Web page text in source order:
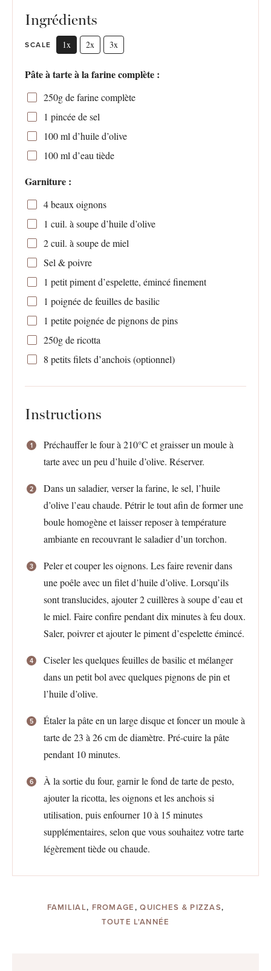
Ingrédients
SCALE 1x 2x 3x
Pâte à tarte à la farine complète :
250gde farine complète
1 pincée de sel
100ml d’huile d’olive
100ml d’eau tiède
Garniture :
4beaux oignons
1 cuil. à soupe d’huile d’olive
2cuil. à soupe de miel
Sel & poivre
1 petit piment d’espelette, émincé finement
1 poignée de feuilles de basilic
1 petite poignée de pignons de pins
250gde ricotta
8 petits filets d’anchois (optionnel)
Instructions
Préchauffer le four à 210°C et graisser un moule à
tarte avec un peu d’huile d’olive. Réserver.
Dans un saladier, verser la farine, le sel, l’huile
d’olive l’eau chaude. Pétrir le tout afin de former une
boule homogène et laisser reposer à température
ambiante en recouvrant le saladier d’un torchon.
Peler et couper les oignons. Les faire revenir dans
une poêle avec un filet d’huile d’olive. Lorsqu’ils
sont translucides, ajouter 2 cuillères à soupe d’eau et
le miel. Faire confire pendant dix minutes à feu doux.
Saler, poivrer et ajouter le piment d’espelette émincé.
Ciseler les quelques feuilles de basilic et mélanger
dans un petit bol avec quelques pignons de pin et
l’huile d’olive.
Étaler la pâte en un large disque et foncer un moule à
tarte de 23 à 26 cm de diamètre. Pré-cuire la pâte
pendant 10 minutes.
À la sortie du four, garnir le fond de tarte de pesto,
ajouter la ricotta, les oignons et les anchois si
utilisation, puis enfourner 10 à 15 minutes
supplémentaires, selon que vous souhaitez votre tarte
légèrement tiède ou chaude.
FAMILIAL, FROMAGE,QUICHES & PIZZAS,
TOUTE L'ANNÉE